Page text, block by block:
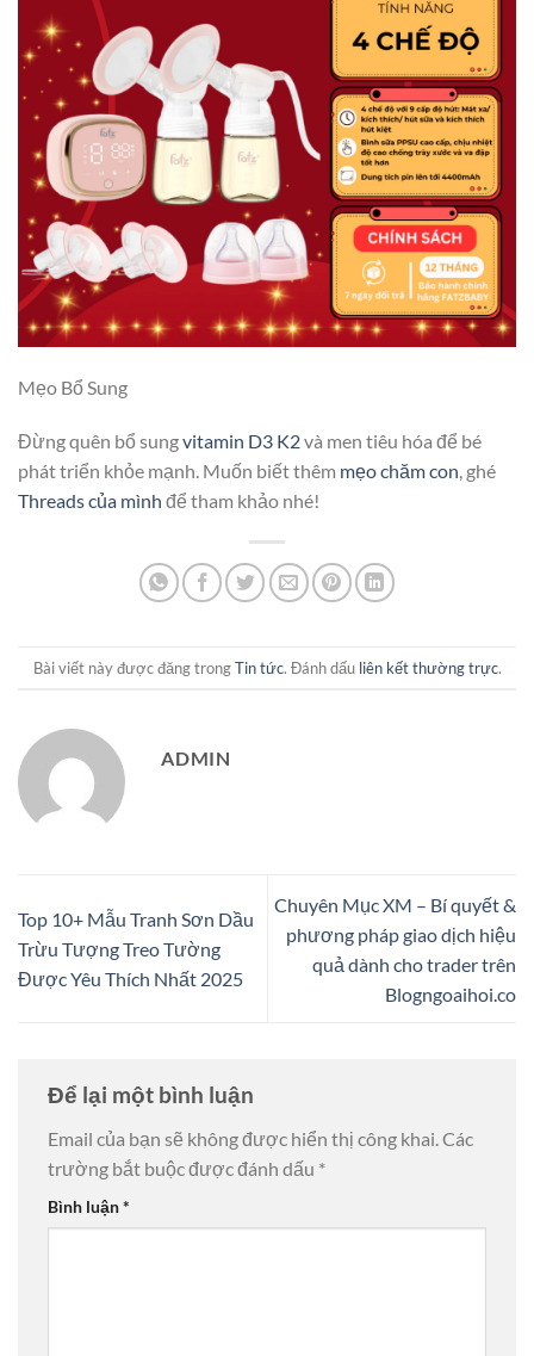
Mẹo Bổ Sung
Đừng quên bổ sungvitamin D3 K2và men tiêu hóa để bé
phát triển khỏe mạnh. Muốn biết thêm mẹo chăm con, ghé
Threads của mình để tham khảo nhé!
Bài viết này được đăng trongTin tức. Đánh dấu liên kết thường trực.
ADMIN
Top 10+ Mẫu Tranh Sơn Dầu
Trừu Tượng Treo Tường
Được Yêu Thích Nhất 2025
Chuyên Mục XM – Bí quyết &
phương pháp giao dịch hiệu
quả dành cho trader trên
Blogngoaihoi.co
Để lại một bình luận
Email của bạn sẽ không được hiển thị công khai.Các
trường bắt buộc được đánh dấu *
Bình luận*